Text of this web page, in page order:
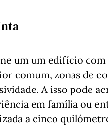
um um edifício
comum, zonas de
A isso pode
em família ou
a cinco